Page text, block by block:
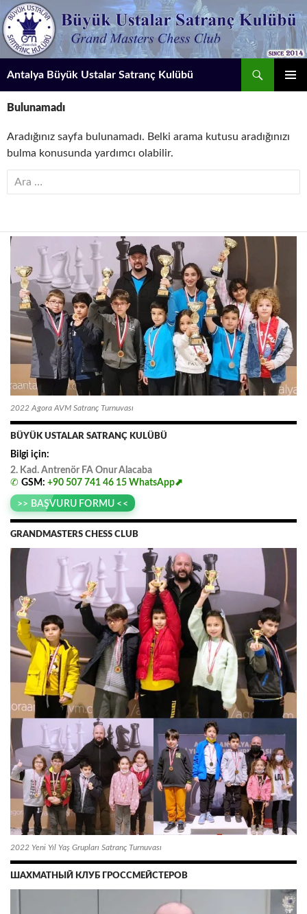
İçeriğe
atla
Antalya Büyük Ustalar Satranç Kulübü
Bulunamadı
Aradığınız sayfa bulunamadı. Belki arama kutusu aradığınızı
bulma konusunda yardımcı olabilir.
Arama:
2022 Agora AVM Satranç Turnuvası
BÜYÜK USTALAR SATRANÇ KULÜBÜ
Bilgi için:
2. Kad. Antrenör FA Onur.Alacaba
✆ GSM: +90 507 741 46 15 WhatsApp⬈
>> BAŞVURU FORMU <<
GRANDMASTERS CHESS CLUB
2022 Yeni Yıl Yaş Grupları Satranç Turnuvası
ШАХМАТНЫЙ КЛУБ ГРОССМЕЙСТЕРОВ